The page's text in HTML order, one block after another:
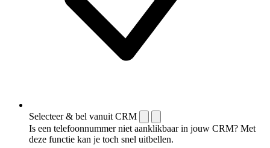
Selecteer & bel vanuit CRM
Is een telefoonnummer niet aanklikbaar in jouw CRM? Met
deze functie kan je toch snel uitbellen.